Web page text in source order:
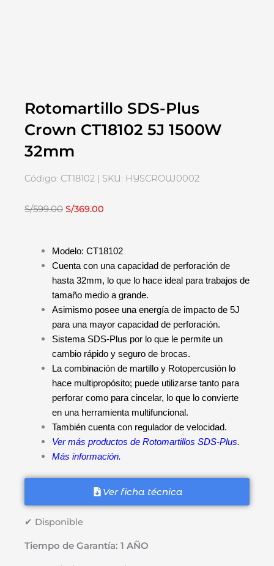
Rotomartillo SDS-Plus
Crown CT18102 5J 1500W
32mm
Código: CT18102 | SKU: HYSCROW0002
S/599.00 El
era:
S/599.00.
S/369.00
es:
S/369.00.
Modelo: CT18102
Cuenta con una capacidad de perforación de
hasta 32mm, lo que lo hace ideal para trabajos de
tamaño medio a grande.
Asimismo posee una energía de impacto de 5J
para una mayor capacidad de perforación.
Sistema SDS-Plus por lo que le permite un
cambio rápido y seguro de brocas.
La combinación de martillo y Rotopercusión lo
hace multipropósito; puede utilizarse tanto para
perforar como para cincelar, lo que lo convierte
en una herramienta multifuncional.
También cuenta con regulador de velocidad.
Ver más productos de Rotomartillos SDS-Plus.
Más información.
Ver ficha técnica
✔ Disponible
Tiempo de Garantía: 1 AÑO